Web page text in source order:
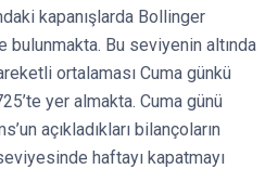
kapanışlarda Bollinger
Bu seviyenin altında
ortalaması Cuma günkü
yer almakta. Cuma günü
açıkladıkları bilançoların
haftayı kapatmayı